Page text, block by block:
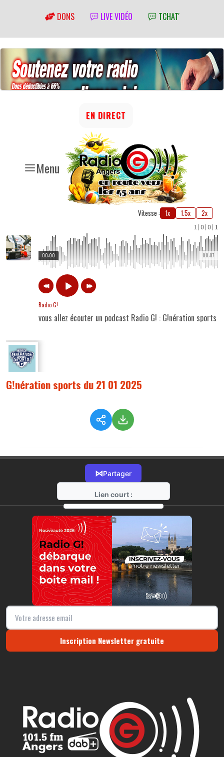
DONS LIVE VIDÉO TCHAT'
Menu
EN DIRECT
Vitesse : 1x 1.5x 2x
1 0 0 1
00:07
00:00
Radio G!
vous allez écouter un podcast Radio G! : G!nération sports
G!nération sports du 21 01 2025
⋈Partager
Lien court :
https://radio-g.fr?16642
⧉
Inscription Newsletter gratuite